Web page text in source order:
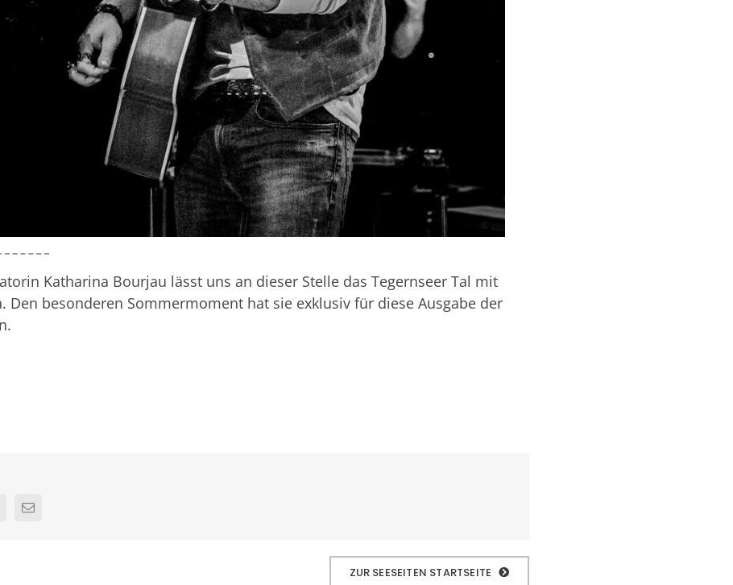
Katharina Bourjau lässt uns an dieser Stelle das Tegernseer Tal mit
Den besonderen Sommermoment hat sie exklusiv für diese Ausgabe der
ZUR SEESEITEN STARTSEITE